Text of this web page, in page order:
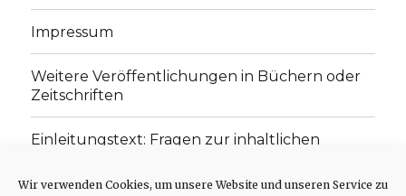
Wir verwenden Cookies, um unsere Website und unseren Service zu
Impressum
Weitere Veröffentlichungen in Büchern oder
Zeitschriften
Einleitungstext: Fragen zur inhaltlichen
„schwachen Glaubens“